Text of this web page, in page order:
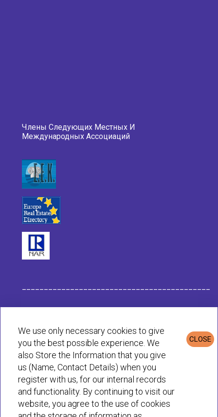
Члены Следующих Местных И
Международных Ассоциаций
Политика конфиденциальности и cookie
© Habit 2001-2025 All rights reserved
CLOSE
We use only necessary cookies to give
you the best possible experience. We
also Store the Information that you give
us (Name, Contact Details) when you
register with us, for our internal records
and functionality. By continuing to visit our
website, you agree to the use of cookies